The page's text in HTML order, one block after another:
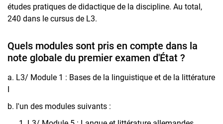
études pratiques de didactique de la discipline. Au total,
240 dans le cursus de L3.
Quels modules sont pris en compte dans la
note globale du premier examen d'État ?
a. L3/ Module 1 : Bases de la linguistique et de la littérature
I
b. l'un des modules suivants :